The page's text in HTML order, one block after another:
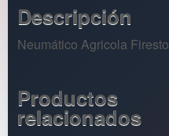
Descripción
Neumático Agricola
Productos
relacionados